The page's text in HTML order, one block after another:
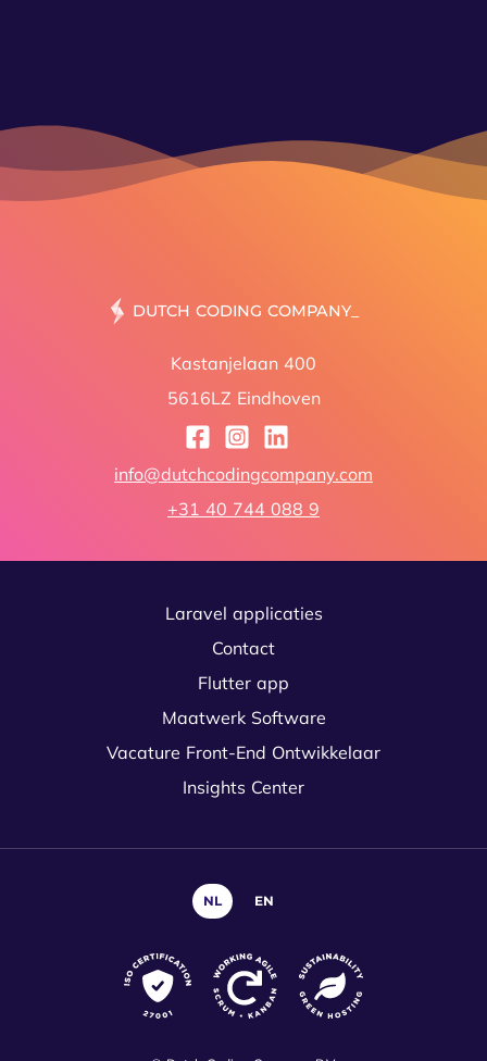
DUTCH CODING COMP
Kastanjelaan 400
5616LZ Eindhoven
info@dutchcodingcompany.com
+31 40 744 088 9
Laravel applicaties
Contact
Flutter app
Maatwerk Software
Vacature Front-End Ontwikkelaar
Insights Center
NL EN